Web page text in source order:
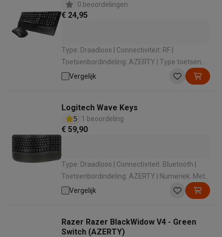
0 beoordelingen
€ 24,95
Type: Draadloos | Connectiviteit: RF |
Toetsenbordindeling: AZERTY | Type toetsen:
Membraantoetsenbord | Numeriek: Met
Vergelijk
Logitech Wave Keys
5
1 beoordeling
€ 59,90
Type: Draadloos | Connectiviteit: Bluetooth |
Toetsenbordindeling: AZERTY | Numeriek: Met
numeriek toetsenbord | Afmetingen: 37,60 x
Vergelijk
Razer Razer BlackWidow V4 - Green
Switch (AZERTY)